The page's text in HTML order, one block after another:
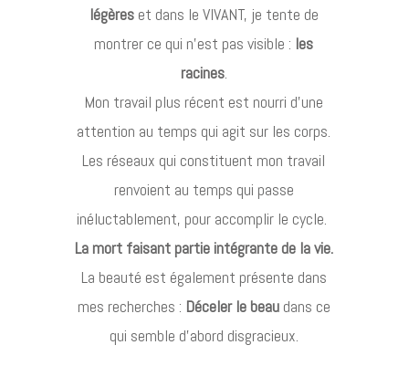
légèreset dans le VIVANT, je tente de
montrer ce qui n’est pas visible : les
racines.
Mon travail plus récent est nourri d’une
attention au temps qui agit sur les corps.
Les réseaux qui constituent mon travail
renvoient au temps qui passe
inéluctablement, pour accomplir le cycle.
La mort faisant partie intégrante de la vie.
La beauté est également présente dans
mes recherches : Déceler le beaudans ce
qui semble d’abord disgracieux.